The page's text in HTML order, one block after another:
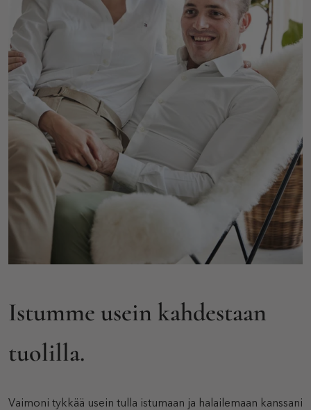
Istumme usein kahdestaan
tuolilla.
Vaimoni tykkää usein tulla istumaan ja halailemaan kanssani